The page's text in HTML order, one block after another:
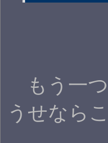
もう一つ
うせなら